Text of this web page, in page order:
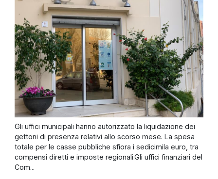
Gli uffici municipali hanno autorizzato la liquidazione dei
gettoni di presenza relativi allo scorso mese. La spesa
totale per le casse pubbliche sfiora i sedicimila euro, tra
compensi diretti e imposte regionali.Gli uffici finanziari del
Com...